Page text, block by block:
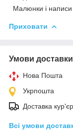
Малюнки і написи
Приховати
Умови доставки
Нова Пошта
Укрпошта
Доставка
Всі умови